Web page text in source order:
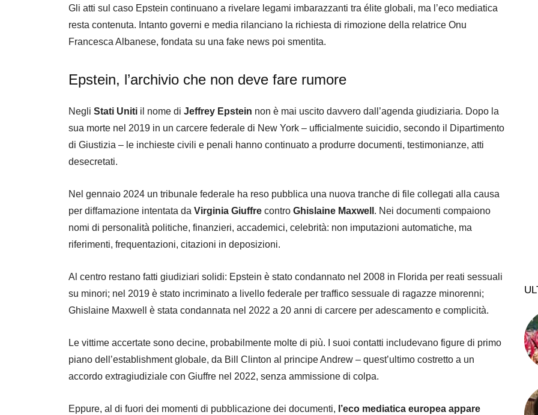
Gli atti sul caso Epstein continuano a rivelare legami imbarazzanti tra élite globali, ma l’eco mediatica
resta contenuta. Intanto governi e media rilanciano la richiesta di rimozione della relatrice Onu
Francesca Albanese, fondata su una fake news poi smentita.
Epstein, l’archivio che non deve fare rumore
Negli Stati Uniti il nome di Jeffrey Epstein non è mai uscito davvero dall’agenda giudiziaria. Dopo la
sua morte nel 2019 in un carcere federale di New York – ufficialmente suicidio, secondo il Dipartimento
di Giustizia – le inchieste civili e penali hanno continuato a produrre documenti, testimonianze, atti
desecretati.
Nel gennaio 2024 un tribunale federale ha reso pubblica una nuova tranche di file collegati alla causa
per diffamazione intentata da Virginia Giuffre contro Ghislaine Maxwell . Nei documenti compaiono
nomi di personalità politiche, finanzieri, accademici, celebrità: non imputazioni automatiche, ma
riferimenti, frequentazioni, citazioni in deposizioni.
Al centro restano fatti giudiziari solidi: Epstein è stato condannato nel 2008 in Florida per reati sessuali
su minori; nel 2019 è stato incriminato a livello federale per traffico sessuale di ragazze minorenni;
Ghislaine Maxwell è stata condannata nel 2022 a 20 anni di carcere per adescamento e complicità.
Le vittime accertate sono decine, probabilmente molte di più. I suoi contatti includevano figure di primo
piano dell’establishment globale, da Bill Clinton al principe Andrew – quest’ultimo costretto a un
accordo extragiudiziale con Giuffre nel 2022, senza ammissione di colpa.
Eppure, al di fuori dei momenti di pubblicazione dei documenti, l’eco mediatica europea appare